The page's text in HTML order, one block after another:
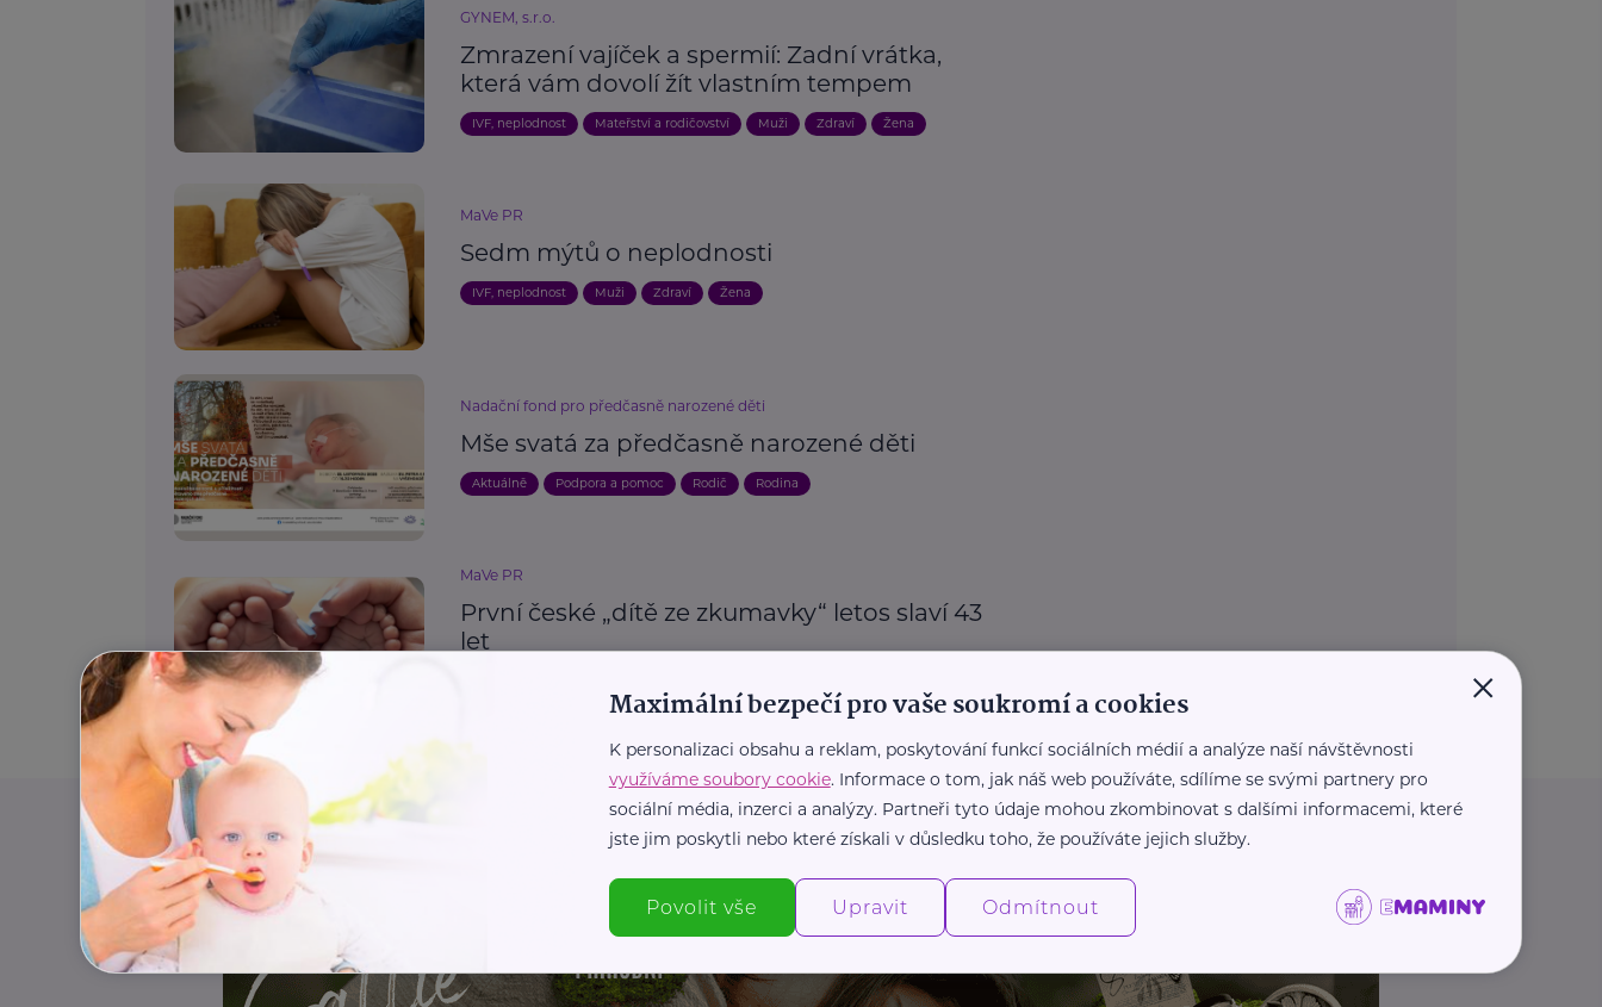
GYNEM, s.r.o.
Zmrazení vajíček a spermií: Zadní vrátka,
která vám dovolí žít vlastním tempem
IVF, neplodnost Mateřství a rodičovství Muži Zdraví Žena
MaVe PR
Sedm mýtů o neplodnosti
IVF, neplodnost Muži Zdraví Žena
Nadační fond pro předčasně narozené děti
Mše svatá za předčasně narozené děti
Aktuálně Podpora a pomoc Rodič Rodina
MaVe PR
První české „dítě ze zkumavky“ letos slaví 43
let
Další články
×
Maximální bezpečí pro vaše soukromí a cookies
K personalizaci obsahu a reklam, poskytování funkcí sociálních médií a analýze naší návštěvnosti
využíváme soubory cookie. Informace o tom, jak náš web používáte, sdílíme se svými partnery pro
sociální média, inzerci a analýzy. Partneři tyto údaje mohou zkombinovat s dalšími informacemi, které
jste jim poskytli nebo které získali v důsledku toho, že používáte jejich služby.
Povolit vše Upravit Odmítnout